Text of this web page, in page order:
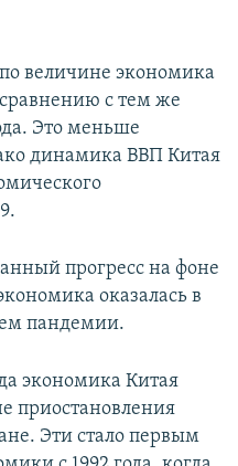
величине экономика
с тем же
Это меньше
динамика ВВП Китая
прогресс на фоне
оказалась в
пандемии.
экономика Китая
приостановления
Эти стало первым